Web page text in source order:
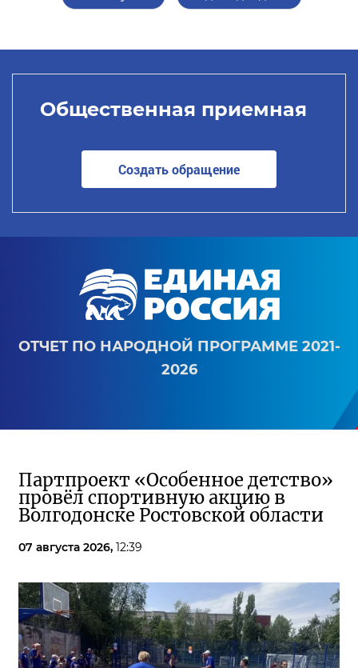
Общественная приемная
Создать обращение
ОТЧЕТ ПО НАРОДНОЙ ПРОГРАММЕ 2021-
2026
Партпроект «Особенное детство»
провёл спортивную акцию в
Волгодонске Ростовской области
07 августа 2026, 12:39